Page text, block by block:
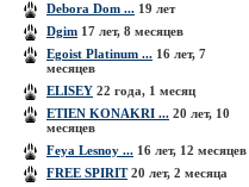
Debora Dom ... 19 лет
Dgim 17 лет, 8 месяцев
Egoist Platinum ... 16 лет, 7
месяцев
ELISEY 22 года, 1 месяц
ETIEN KONAKRI ... 20 лет, 10
месяцев
Feya Lesnoy ... 16 лет, 12 месяцев
FREE SPIRIT20 лет, 2 месяца